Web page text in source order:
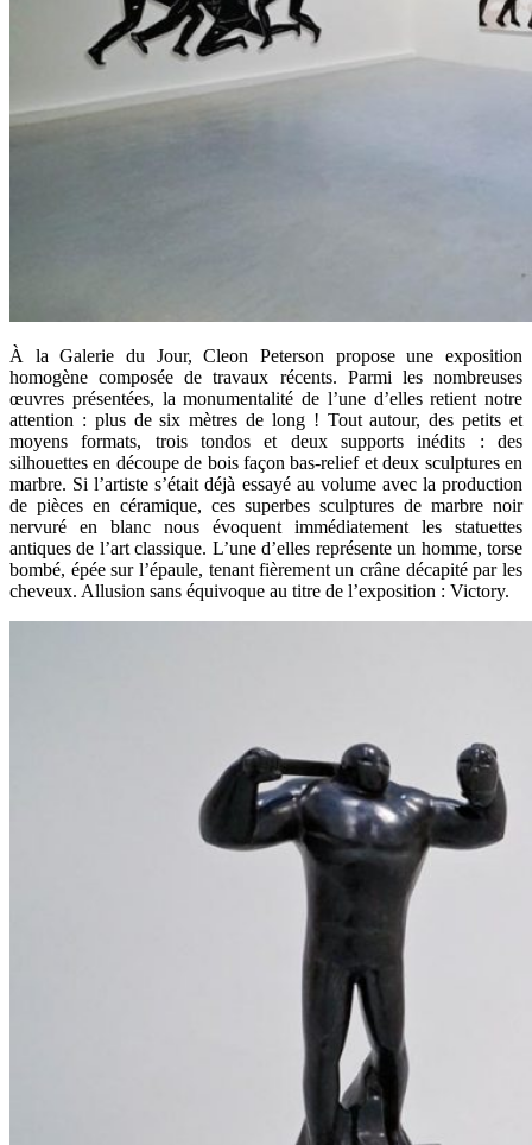
À la Galerie du Jour, Cleon Peterson propose une exposition
homogène composée de travaux récents. Parmi les nombreuses
œuvres présentées, la monumentalité de l’une d’elles retient notre
attention : plus de six mètres de long ! Tout autour, des petits et
moyens formats, trois tondos et deux supports inédits : des
silhouettes en découpe de bois façon bas-relief et deux sculptures en
marbre. Si l’artiste s’était déjà essayé au volume avec la production
de pièces en céramique, ces superbes sculptures de marbre noir
nervuré en blanc nous évoquent immédiatement les statuettes
antiques de l’art classique. L’une d’elles représente un homme, torse
bombé, épée sur l’épaule, tenant fièrement un crâne décapité par les
cheveux. Allusion sans équivoque au titre de l’exposition : Victory.